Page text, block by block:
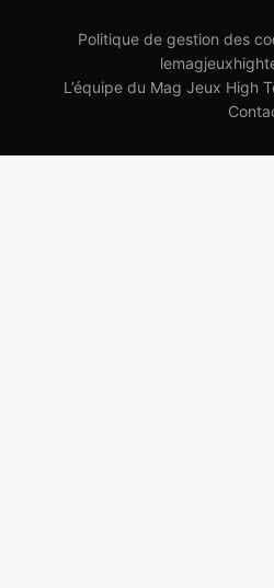
Politique de gestion des
L’équipe du Mag Jeux High